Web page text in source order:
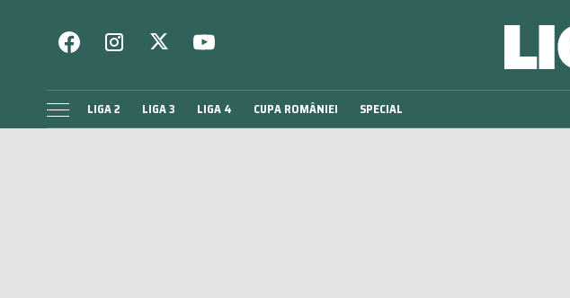
LIGA 2 LIGA 3 LIGA 4 CUPA ROMÂNIEI SPECIAL